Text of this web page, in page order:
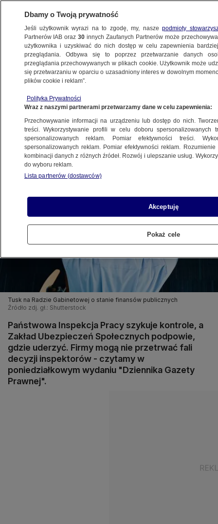
BIZNES
DLA FIRM
nie przetrwać
6.10.2025, 07:16
Posłuchaj artykułu
Czyta lektor AI
Tusk na Radzie Gabinetowej o stanie finansów publicznych
Źródło zdj. gł.: Shutterstock
Państwowa Inspekcja Pracy szykuje kontrole, a
Zakład Ubezpieczeń Społecznych podpowie,
gdzie uderzyć. Firmy mogą nie przetrwać fali
decyzji inspektorów - czytamy w
poniedziałkowym wydaniu "Dziennika Gazety
Prawnej".
Dbamy o Twoją prywatność
Jeśli użytkownik wyrazi na to zgodę, my, naszepodmioty
Partnerów IAB oraz30 innych Zaufanych Partnerów może
użytkownika i uzyskiwać do nich dostęp w celu zapewnienia
przeglądania. Odbywa się to poprzez przetwarzanie danych
przeglądania przechowywanych w plikach cookie. Użytkownik może
się przetwarzaniu w oparciu o uzasadniony interes w dowolnym
plików cookie i reklam”.
Polityka Prywatności
Wraz z naszymi partnerami przetwarzamy dane w celu zapewnienia:
Przechowywanie informacji na urządzeniu lub dostęp do nich.
treści. Wykorzystywanie profili w celu doboru spersonalizowanych
spersonalizowanych reklam. Pomiar efektywności treści.
spersonalizowanych reklam. Pomiar efektywności reklam.
kombinacji danych z różnych źródeł. Rozwój i ulepszanie usług.
do wyboru reklam.
Lista partnerów (dostawców)
Akceptuję
Pokaż cele